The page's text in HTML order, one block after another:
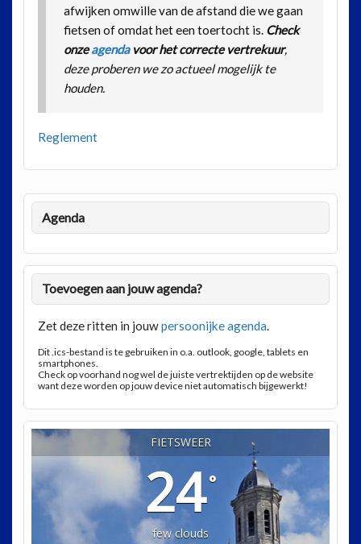
afwijken omwille van de afstand die we gaan
fietsen of omdat het een toertocht is. Check
onzeagendavoor het correcte vertrekuur,
deze proberen we zo actueel mogelijk te
houden.
Reglement
Agenda
Toevoegen aan jouw agenda?
Zet deze ritten in jouwpersoonijke agenda.
Dit .ics-bestand is te gebruiken in o.a. outlook, google, tablets en
smartphones.
Check op voorhand nog wel de juiste vertrektijden op de website
want deze worden op jouw device niet automatisch bijgewerkt!
FIETSWEER
24°
few clouds